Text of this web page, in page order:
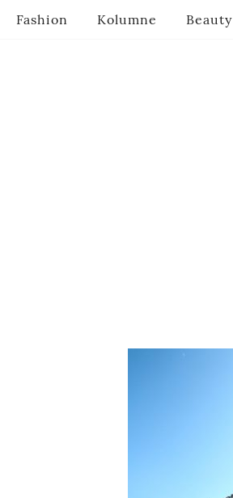
Fashion Kolumne Beauty